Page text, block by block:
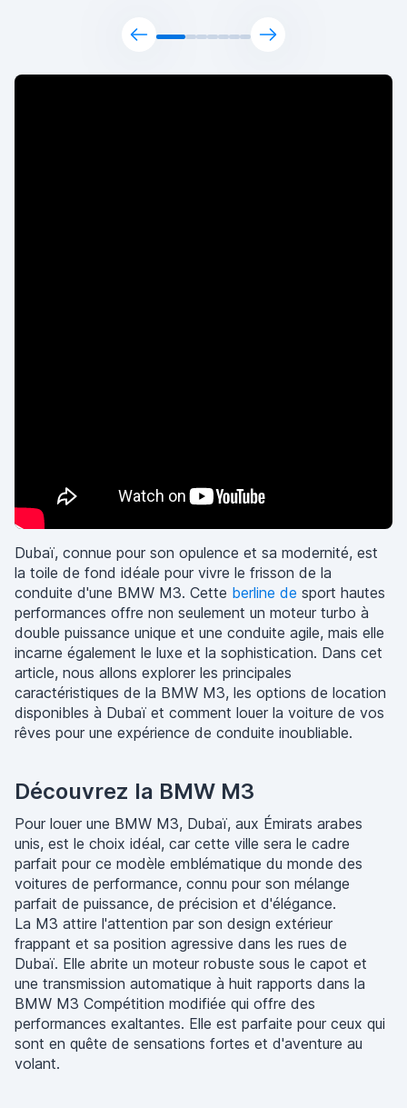
Dubaï, connue pour son opulence et sa modernité, est
la toile de fond idéale pour vivre le frisson de la
conduite d'une BMW M3. Cette berline de sport hautes
performances offre non seulement un moteur turbo à
double puissance unique et une conduite agile, mais elle
incarne également le luxe et la sophistication. Dans cet
article, nous allons explorer les principales
caractéristiques de la BMW M3, les options de location
disponibles à Dubaï et comment louer la voiture de vos
rêves pour une expérience de conduite inoubliable.
Découvrez la BMW M3
Pour louer une BMW M3, Dubaï, aux Émirats arabes
unis, est le choix idéal, car cette ville sera le cadre
parfait pour ce modèle emblématique du monde des
voitures de performance, connu pour son mélange
parfait de puissance, de précision et d'élégance.
La M3 attire l'attention par son design extérieur
frappant et sa position agressive dans les rues de
Dubaï. Elle abrite un moteur robuste sous le capot et
une transmission automatique à huit rapports dans la
BMW M3 Compétition modifiée qui offre des
performances exaltantes. Elle est parfaite pour ceux qui
sont en quête de sensations fortes et d'aventure au
volant.